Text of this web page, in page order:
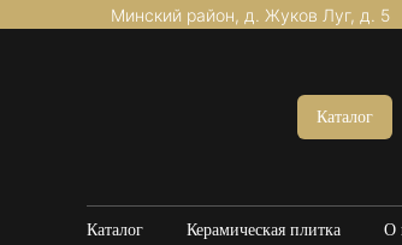
Минский район, д. Жуков Луг, д. 5
Каталог
Каталог Керамическая плитка О